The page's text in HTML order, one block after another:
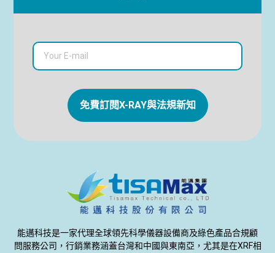
免費訂閱X-RAY與法規新知
能邁科技是一家代理全球領先科學儀器設備商及綠色產品合規顧
問服務公司，行銷業務涵蓋台灣和中國與東南亞，尤其是在XRF相